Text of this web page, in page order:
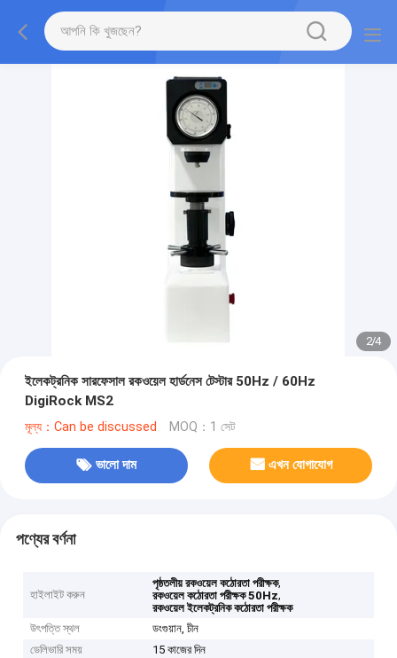
2/4
ইলেকট্রনিক সারফেসাল রকওয়েল হার্ডনেস টেস্টার 50Hz / 60Hz
DigiRock MS2
মূল্য：Can be discussed MOQ：1 সেট
ভালো দাম এখন যোগাযোগ
পণ্যের বর্ণনা
হাইলাইট করুন
পৃষ্ঠতলীয় রকওয়েল কঠোরতা পরীক্ষক,
রকওয়েল কঠোরতা পরীক্ষক 50Hz,
রকওয়েল ইলেকট্রনিক কঠোরতা পরীক্ষক
উৎপত্তি স্থল
ডংগুয়ান, চীন
ডেলিভারি সময়
15 কাজের দিন